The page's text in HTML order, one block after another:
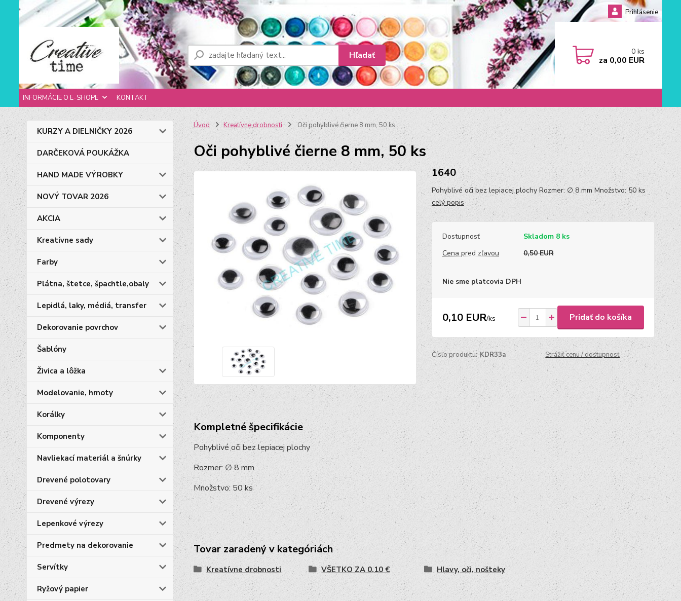
INFORMÁCIE O E-SHOPE KONTAKT
Prihlásenie
Hľadať 0ks
za 0,00 EUR
KURZY A DIELNIČKY 2026
DARČEKOVÁ POUKÁŽKA
HAND MADE VÝROBKY
NOVÝ TOVAR 2026
AKCIA
Kreatívne sady
Farby
Plátna, štetce, špachtle,obaly
Lepidlá, laky, médiá, transfer
Dekorovanie povrchov
Šablóny
Živica a lôžka
Modelovanie, hmoty
Korálky
Komponenty
Navliekací materiál a šnúrky
Drevené polotovary
Drevené výrezy
Lepenkové výrezy
Predmety na dekorovanie
Servítky
Ryžový papier
Úvod Kreatívne drobnosti Oči pohyblivé čierne 8 mm, 50 ks
Oči pohyblivé čierne 8 mm, 50 ks
1640
Pohyblivé oči bez lepiacej plochy Rozmer: ∅ 8 mm Množstvo: 50 ks
celý popis
Dostupnosť
Skladom 8 ks
Cena pred zľavou
0,50 EUR
Nie sme platcovia DPH
0,10 EUR/ks Pridať do košíka
Číslo produktu: KDR33a Strážiť cenu / dostupnosť
Kompletné špecifikácie
Pohyblivé oči bez lepiacej plochy
Rozmer: ∅ 8 mm
Množstvo: 50 ks
Tovar zaradený v kategóriách
Kreatívne drobnosti VŠETKO ZA 0,10 € Hlavy, oči, nošteky